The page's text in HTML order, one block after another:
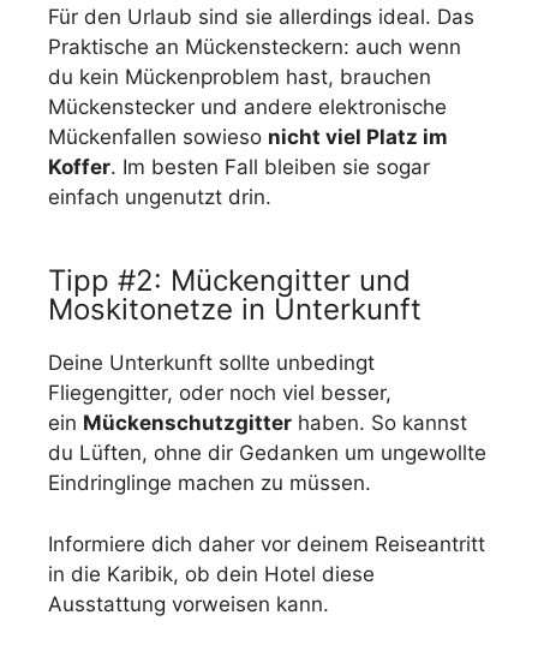
Für den Urlaub sind sie allerdings ideal. Das
Praktische an Mückensteckern: auch wenn
du kein Mückenproblem hast, brauchen
Mückenstecker und andere elektronische
Mückenfallen sowieso nicht viel Platz im
Koffer. Im besten Fall bleiben sie sogar
einfach ungenutzt drin.
Tipp #2: Mückengitter und
Moskitonetze in Unterkunft
Deine Unterkunft sollte unbedingt
Fliegengitter, oder noch viel besser,
ein Mückenschutzgitter haben. So kannst
du Lüften, ohne dir Gedanken um ungewollte
Eindringlinge machen zu müssen.
Informiere dich daher vor deinem Reiseantritt
in die Karibik, ob dein Hotel diese
Ausstattung vorweisen kann.